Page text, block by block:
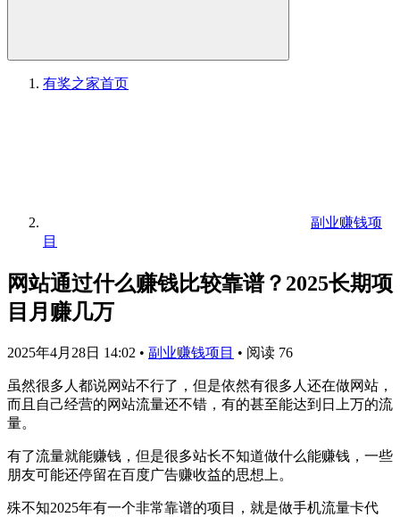
有奖之家首页
副业赚钱项
目
网站通过什么赚钱比较靠谱？2025长期项
目月赚几万
2025年4月28日 14:02 • 副业赚钱项目 • 阅读 76
虽然很多人都说网站不行了，但是依然有很多人还在做网站，
而且自己经营的网站流量还不错，有的甚至能达到日上万的流
量。
有了流量就能赚钱，但是很多站长不知道做什么能赚钱，一些
朋友可能还停留在百度广告赚收益的思想上。
殊不知2025年有一个非常靠谱的项目，就是做手机流量卡代